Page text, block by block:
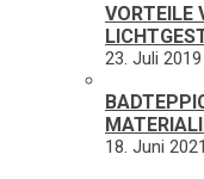
VORTEILE
23. Juli 2019
18. Juni 2021